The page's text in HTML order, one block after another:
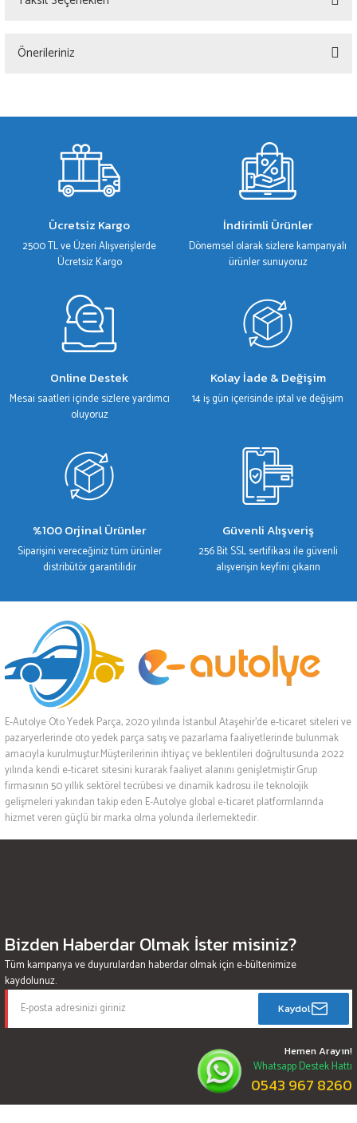
Önerileriniz
gördüğünüz noktaları öneri formunu kullanarak tarafımıza iletebilirsiniz.
Ürün resmi kalitesiz, bozuk veya görüntülenemiyor.
Ürün açıklamasında eksik bilgiler bulunuyor.
Ürün fiyatı diğer sitelerden daha pahalı.
Bu ürüne benzer farklı alternatifler olmalı.
Ücretsiz Kargo
2500 TL ve Üzeri Alışverişlerde
Ücretsiz Kargo
İndirimli Ürünler
Dönemsel olarak sizlere kampanyalı
ürünler sunuyoruz
Online Destek
Mesai saatleri içinde sizlere yardımcı
oluyoruz
Kolay İade & Değişim
14 iş gün içerisinde iptal ve değişim
%100 Orjinal Ürünler
Siparişini vereceğiniz tüm ürünler
distribütör garantilidir
Güvenli Alışveriş
256 Bit SSL sertifikası ile güvenli
alışverişin keyfini çıkarın
E-Autolye Oto Yedek Parça, 2020 yılında İstanbul Ataşehir’de e-ticaret siteleri ve
pazaryerlerinde oto yedek parça satış ve pazarlama faaliyetlerinde bulunmak
amacıyla kurulmuştur.Müşterilerinin ihtiyaç ve beklentileri doğrultusunda 2022
yılında kendi e-ticaret sitesini kurarak faaliyet alanını genişletmiştir.Grup
firmasının 50 yıllık sektörel tecrübesi ve dinamik kadrosu ile teknolojik
gelişmeleri yakından takip eden E-Autolye global e-ticaret platformlarında
hizmet veren güçlü bir marka olma yolunda ilerlemektedir.
Bizden Haberdar Olmak İster misiniz?
Tüm kampanya ve duyurulardan haberdar olmak için e-bültenimize
kaydolunuz.
Kaydol
Hemen Arayın!
Whatsapp Destek Hattı
0543 967 8260